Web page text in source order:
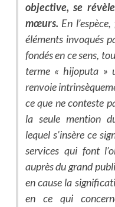
objective, se
mœurs. En
éléments invoqués
fondés en ce sens,
terme « hijoputa »
renvoie
ce que ne conteste
la seule mention
lequel s’insère ce
services qui font
auprès du grand
en cause la
en ce qui